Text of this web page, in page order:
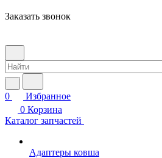
Заказать звонок
0
Избранное
0 Корзина
Каталог запчастей
Адаптеры ковша